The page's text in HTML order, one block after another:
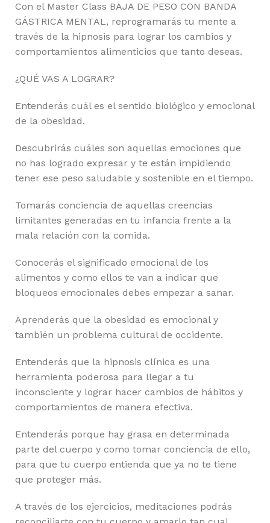
Con el Master Class BAJA DE PESO CON BANDA
GÁSTRICA MENTAL, reprogramarás tu mente a
través de la hipnosis para lograr los cambios y
comportamientos alimenticios que tanto deseas.
¿QUÉ VAS A LOGRAR?
Entenderás cuál es el sentido biológico y emocional
de la obesidad.
Descubrirás cuáles son aquellas emociones que
no has logrado expresar y te están impidiendo
tener ese peso saludable y sostenible en el tiempo.
Tomarás conciencia de aquellas creencias
limitantes generadas en tu infancia frente a la
mala relación con la comida.
Conocerás el significado emocional de los
alimentos y como ellos te van a indicar que
bloqueos emocionales debes empezar a sanar.
Aprenderás que la obesidad es emocional y
también un problema cultural de occidente.
Entenderás que la hipnosis clínica es una
herramienta poderosa para llegar a tu
inconsciente y lograr hacer cambios de hábitos y
comportamientos de manera efectiva.
Entenderás porque hay grasa en determinada
parte del cuerpo y como tomar conciencia de ello,
para que tu cuerpo entienda que ya no te tiene
que proteger más.
A través de los ejercicios, meditaciones podrás